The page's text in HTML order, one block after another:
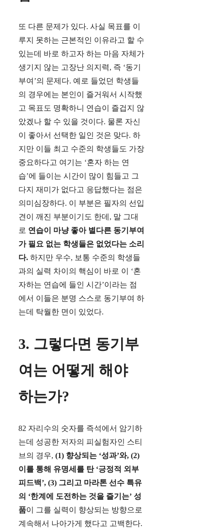
또 다른 문제가 있다. 사실 목표를 이
루지 못하는 근본적인 이유라고 할 수
있는데 바로 하고자 하는 마음 자체가
생기지 않는 고장난 의지력, 즉 ‘동기
부여’의 문제다. 예로 들었던 학생들
의 경우에는 본인이 즐거워서 시작했
고 목표도 명확하니 연습이 즐겁지 않
았겠나 할 수 있을 것이다. 물론 자신
이 좋아서 선택한 일인 것은 맞다. 하
지만 이들 최고 수준의 학생들도 가장
중요하다고 여기는 ‘혼자 하는 연
습’에 들이는 시간이 많이 힘들고 그
다지 재미가 없다고 응답했다는 점은
의미심장하다. 이 부분은 필자의 선입
견이 깨진 부분이기도 한데, 말 그대
로 연습이 마냥 좋아 별다른 동기부여
가 필요 없는 학생들은 없었다는 소리
다. 하지만 우수, 보통 수준의 학생들
과의 실력 차이의 핵심이 바로 이 ‘혼
자하는 연습에 들인 시간’이라는 점
에서 이들은 분명 스스로 동기부여 하
는데 탁월한 면이 있었다.
3. 그렇다면 동기부
여는 어떻게 해야
하는가?
82 자리수의 숫자를 즉석에서 암기하
는데 성공한 저자의 피실험자인 스티
브의 경우, (1) 향상되는 ‘성과’와, (2)
이를 통해 유명세를 탄 ‘긍정적 외부
피드백’, (3) 그리고 마라톤 선수 특유
의 ‘한계에 도전하는 것을 즐기는’ 성
품이 그를 실력이 향상되는 방향으로
계속해서 나아가게 했다고 고백한다.